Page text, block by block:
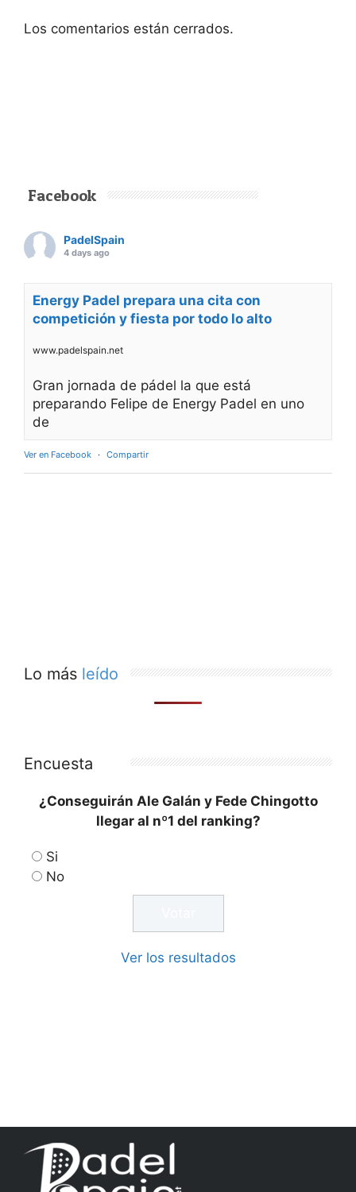
Los comentarios están cerrados.
Facebook
PadelSpain
4 days ago
Energy Padel prepara una cita con
competición y fiesta por todo lo alto
www.padelspain.net
Gran jornada de pádel la que está
preparando Felipe de Energy Padel en uno
de
Ver en Facebook · Compartir
Lo más leído
Encuesta
¿Conseguirán Ale Galán y Fede Chingotto
llegar al nº1 del ranking?
Si
No
Ver los resultados